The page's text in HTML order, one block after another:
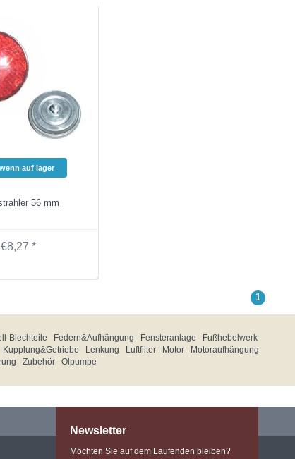
auf lager
56 mm
€8,27 *
1
Blechteile Federn&Aufhängung Fensteranlage
Fußhebelwerk
Kupplung&Getriebe Lenkung Luftfilter Motor
Motoraufhängung
Zubehör Ölpumpe
Newsletter
Möchten Sie auf dem Laufenden bleiben?